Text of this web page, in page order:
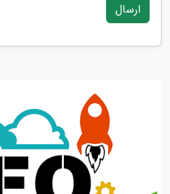
ارسال